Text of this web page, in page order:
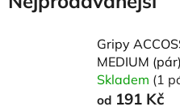
Gripy
MEDIUM (pár)
Skladem (1
od 191 Kč